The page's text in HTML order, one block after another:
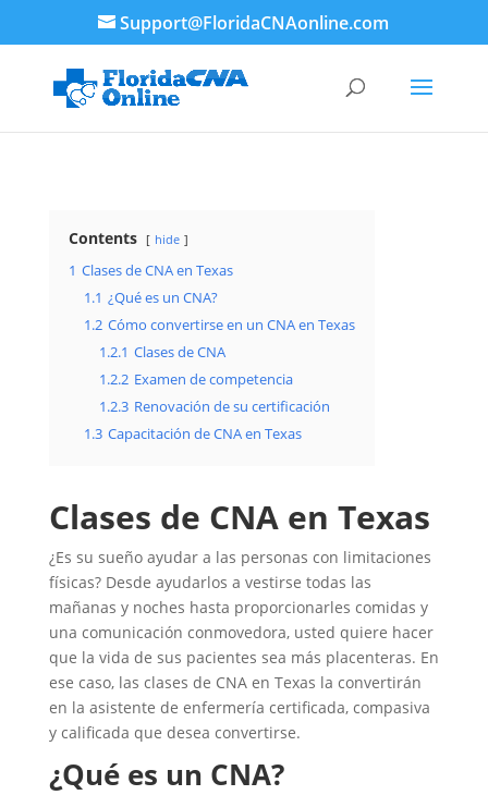
Support@FloridaCNAonline.com
Contents hide
1 Clases de CNA en Texas
1.1 ¿Qué es un CNA?
1.2 Cómo convertirse en un CNA en Texas
1.2.1 Clases de CNA
1.2.2 Examen de competencia
1.2.3 Renovación de su certificación
1.3 Capacitación de CNA en Texas
Clases de CNA en Texas
¿Es su sueño ayudar a las personas con limitaciones
físicas? Desde ayudarlos a vestirse todas las
mañanas y noches hasta proporcionarles comidas y
una comunicación conmovedora, usted quiere hacer
que la vida de sus pacientes sea más placenteras. En
ese caso, las clases de CNA en Texas la convertirán
en la asistente de enfermería certificada, compasiva
y calificada que desea convertirse.
¿Qué es un CNA?